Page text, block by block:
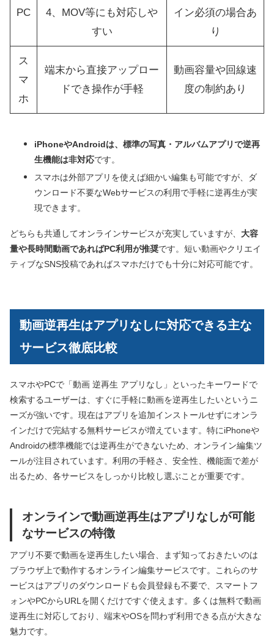
PC
4、MOV等にも対応しや
すい
イン必須の場合あ
り
ス
マ
ホ
端末から直接アップロー
ドでき操作が手軽
動画容量や回線速
度の制約あり
iPhoneやAndroidは、標準の写真・アルバムアプリで逆再
生機能は非対応です。
スマホは外部アプリを使えば細かい編集も可能ですが、ダ
ウンロード不要なWebサービスの利用で手軽に逆再生が実
現できます。
どちらも共通してオンラインサービスが充実していますが、 大容
量や長時間動画であればPC利用が推奨です。短い動画やクリエイ
ティブなSNS投稿であればスマホだけでも十分に対応可能です。
動画逆再生はアプリなしに対応できる主な
サービス徹底比較
スマホやPCで「動画 逆再生 アプリなし」といったキーワードで
検索するユーザーは、すぐに手軽に動画を逆再生したいというニ
ーズが強いです。現在はアプリを追加インストールせずにオンラ
インだけで完結する無料サービスが増えています。特にiPhoneや
Androidの標準機能では逆再生ができないため、オンライン編集ツ
ールが注目されています。利用の手軽さ、安全性、機能面で差が
出るため、各サービスをしっかり比較し選ぶことが重要です。
オンラインで動画逆再生はアプリなしが可能
なサービスの特徴
アプリ不要で動画を逆再生したい場合、まず知っておきたいのは
ブラウザ上で動作するオンライン編集サービスです。これらのサ
ービスはアプリのダウンロードも会員登録も不要で、スマートフ
ォンやPCからURLを開くだけですぐ使えます。多くは無料で動画
逆再生に対応しており、端末やOSを問わず利用できる点が大きな
魅力です。